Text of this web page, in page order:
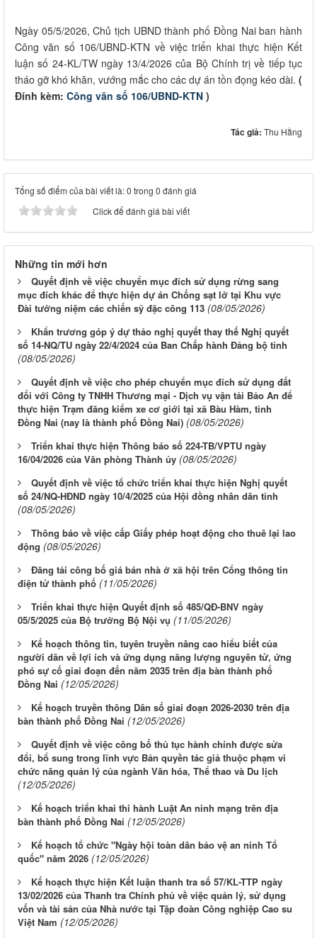
Ngày 05/5/2026, Chủ tịch UBND thành phố Đồng Nai ban hành
Công văn số 106/UBND-KTN về việc triển khai thực hiện Kết
luận số 24-KL/TW ngày 13/4/2026 của Bộ Chính trị về tiếp tục
tháo gỡ khó khăn, vướng mắc cho các dự án tồn đọng kéo dài. (
Đính kèm: Công văn số 106/UBND-KTN )
Tác giả: Thu Hằng
Tổng số điểm của bài viết là: 0 trong 0 đánh giá
Click để đánh giá bài viết
Những tin mới hơn
Quyết định về việc chuyển mục đích sử dụng rừng sang
mục đích khác để thực hiện dự án Chống sạt lở tại Khu vực
Đài tưởng niệm các chiến sỹ đặc công 113 (08/05/2026)
Khẩn trương góp ý dự thảo nghị quyết thay thế Nghị quyết
số 14-NQ/TU ngày 22/4/2024 của Ban Chấp hành Đảng bộ tỉnh
(08/05/2026)
Quyết định về việc cho phép chuyển mục đích sử dụng đất
đối với Công ty TNHH Thương mại - Dịch vụ vận tải Bảo An để
thực hiện Trạm đăng kiểm xe cơ giới tại xã Bàu Hàm, tỉnh
Đồng Nai (nay là thành phố Đồng Nai) (08/05/2026)
Triển khai thực hiện Thông báo số 224-TB/VPTU ngày
16/04/2026 của Văn phòng Thành ủy (08/05/2026)
Quyết định về việc tổ chức triển khai thực hiện Nghị quyết
số 24/NQ-HĐND ngày 10/4/2025 của Hội đồng nhân dân tỉnh
(08/05/2026)
Thông báo về việc cấp Giấy phép hoạt động cho thuê lại lao
động (08/05/2026)
Đăng tải công bố giá bán nhà ở xã hội trên Cổng thông tin
điện tử thành phố (11/05/2026)
Triển khai thực hiện Quyết định số 485/QĐ-BNV ngày
05/5/2025 của Bộ trưởng Bộ Nội vụ (11/05/2026)
Kế hoạch thông tin, tuyên truyền nâng cao hiểu biết của
người dân về lợi ích và ứng dụng năng lượng nguyên tử, ứng
phó sự cố giai đoạn đến năm 2035 trên địa bàn thành phố
Đồng Nai (12/05/2026)
Kế hoạch truyền thông Dân số giai đoạn 2026-2030 trên địa
bàn thành phố Đồng Nai (12/05/2026)
Quyết định về việc công bố thủ tục hành chính được sửa
đổi, bổ sung trong lĩnh vực Bản quyền tác giả thuộc phạm vi
chức năng quản lý của ngành Văn hóa, Thể thao và Du lịch
(12/05/2026)
Kế hoạch triển khai thi hành Luật An ninh mạng trên địa
bàn thành phố Đồng Nai (12/05/2026)
Kế hoạch tổ chức "Ngày hội toàn dân bảo vệ an ninh Tổ
quốc" năm 2026 (12/05/2026)
Kế hoạch thực hiện Kết luận thanh tra số 57/KL-TTP ngày
13/02/2026 của Thanh tra Chính phủ về việc quản lý, sử dụng
vốn và tài sản của Nhà nước tại Tập đoàn Công nghiệp Cao su
Việt Nam (12/05/2026)